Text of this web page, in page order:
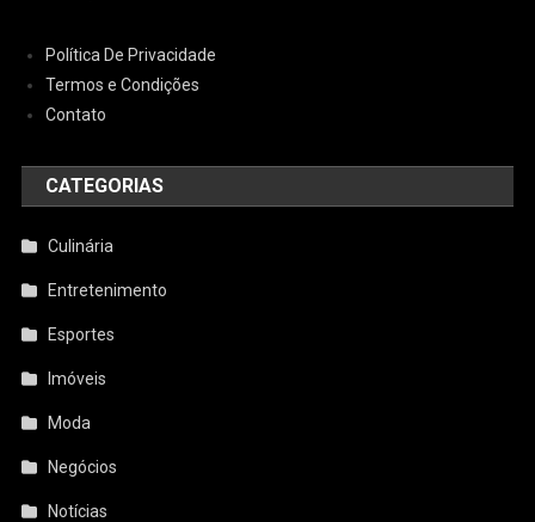
Política De Privacidade
Termos e Condições
Contato
CATEGORIAS
Culinária
Entretenimento
Esportes
Imóveis
Moda
Negócios
Notícias